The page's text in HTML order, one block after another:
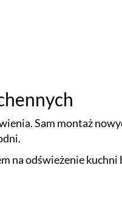
Sam montaż
na odświeżenie kuchni